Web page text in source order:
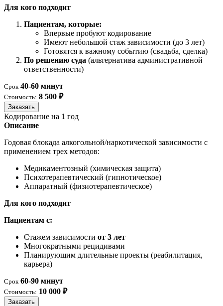
Для кого подходит
Пациентам, которые:
Впервые пробуют кодирование
Имеют небольшой стаж зависимости (до 3 лет)
Готовятся к важному событию (свадьба, сделка)
По решению суда (альтернатива административной
ответственности)
Срок 40-60 минут
Стоимость: 8 500 ₽
Заказать
Кодирование на 1 год
Описание
Годовая блокада алкогольной/наркотической зависимости с
применением трех методов:
Медикаментозный (химическая защита)
Психотерапевтический (гипнотическое)
Аппаратный (физиотерапевтическое)
Для кого подходит
Пациентам с:
Стажем зависимости от 3 лет
Многократными рецидивами
Планирующим длительные проекты (реабилитация,
карьера)
Срок 60-90 минут
Стоимость: 10 000 ₽
Заказать